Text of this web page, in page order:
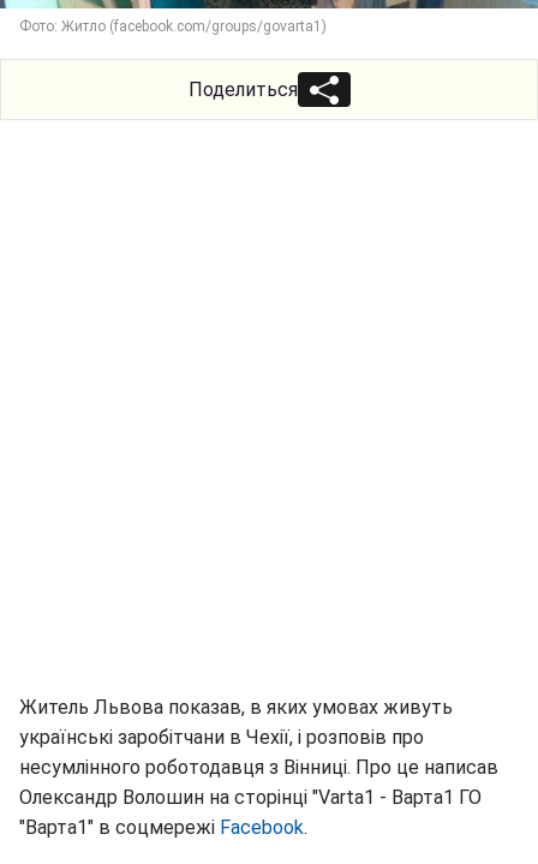
Фото: Житло (facebook.com/groups/govarta1)
Поделиться
Житель Львова показав, в яких умовах живуть
українські заробітчани в Чехії, і розповів про
несумлінного роботодавця з Вінниці. Про це написав
Олександр Волошин на сторінці "Varta1 - Варта1 ГО
"Варта1" в соцмережі Facebook.